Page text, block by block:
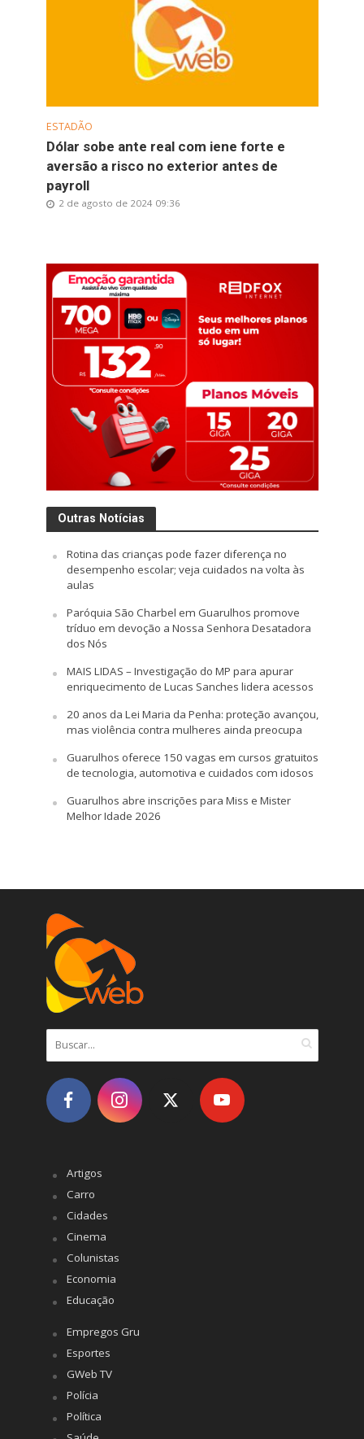
ESTADÃO
Dólar sobe ante real com iene forte e
aversão a risco no exterior antes de
payroll
2 de agosto de 2024 09:36
Outras Notícias
Rotina das crianças pode fazer diferença no
desempenho escolar; veja cuidados na volta às
aulas
Paróquia São Charbel em Guarulhos promove
tríduo em devoção a Nossa Senhora Desatadora
dos Nós
MAIS LIDAS – Investigação do MP para apurar
enriquecimento de Lucas Sanches lidera acessos
20 anos da Lei Maria da Penha: proteção avançou,
mas violência contra mulheres ainda preocupa
Guarulhos oferece 150 vagas em cursos gratuitos
de tecnologia, automotiva e cuidados com idosos
Guarulhos abre inscrições para Miss e Mister
Melhor Idade 2026
Artigos
Carro
Cidades
Cinema
Colunistas
Economia
Educação
Empregos Gru
Esportes
GWeb TV
Polícia
Política